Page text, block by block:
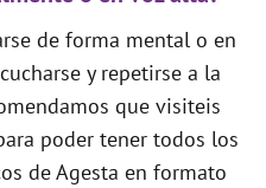
de forma mental o en
y repetirse a la
que visiteis
poder tener todos los
de Agesta en formato